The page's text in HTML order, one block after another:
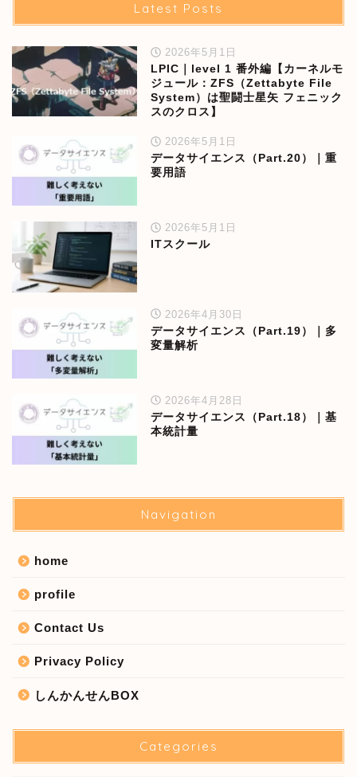
Latest Posts
2026年5月1日
LPIC｜level 1 番外編【カーネルモ
ジュール：ZFS（Zettabyte File
System）は聖闘士星矢 フェニック
スのクロス】
2026年5月1日
データサイエンス（Part.20）｜重
要用語
2026年5月1日
ITスクール
2026年4月30日
データサイエンス（Part.19）｜多
変量解析
2026年4月28日
データサイエンス（Part.18）｜基
本統計量
Navigation
home
profile
Contact Us
Privacy Policy
しんかんせんBOX
Categories